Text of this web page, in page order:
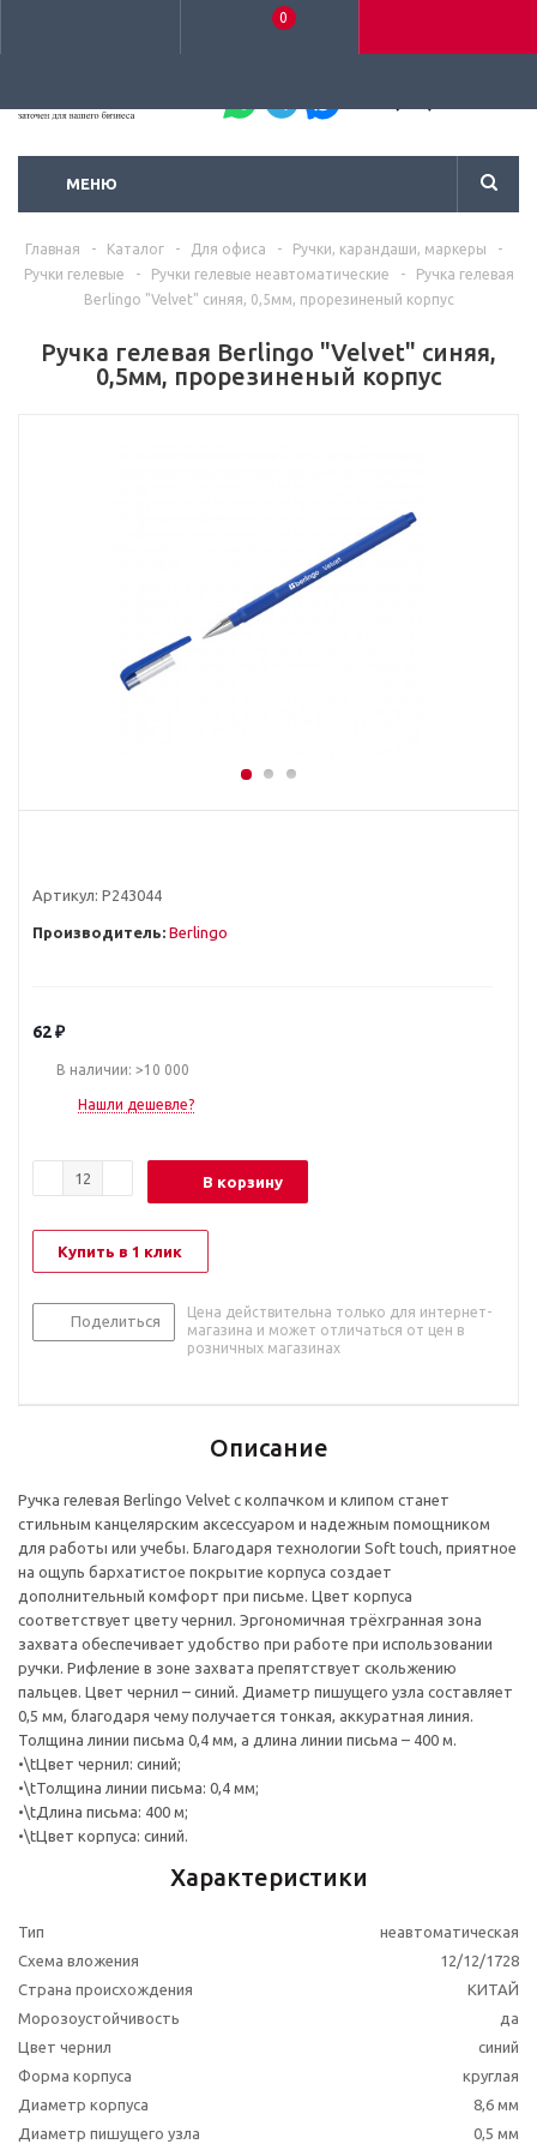
0
МЕНЮ
Главная - Каталог - Для офиса - Ручки, карандаши, маркеры
-
Ручки гелевые
- Ручки гелевые неавтоматические -
Ручка гелевая
Berlingo "Velvet" синяя, 0,5мм, прорезиненый корпус
Ручка гелевая Berlingo "Velvet" синяя,
0,5мм, прорезиненый корпус
Артикул: Р243044
Производитель: Berlingo
62₽
В наличии: >10 000
Нашли дешевле?
В корзину
Купить в 1 клик
Поделиться
Цена действительна только для интернет-
магазина и может отличаться от цен в
розничных магазинах
Описание
Ручка гелевая Berlingo Velvet с колпачком и клипом станет
стильным канцелярским аксессуаром и надежным помощником
для работы или учебы. Благодаря технологии Soft touch, приятное
на ощупь бархатистое покрытие корпуса создает
дополнительный комфорт при письме. Цвет корпуса
соответствует цвету чернил. Эргономичная трёхгранная зона
захвата обеспечивает удобство при работе при использовании
ручки. Рифление в зоне захвата препятствует скольжению
пальцев. Цвет чернил – синий. Диаметр пишущего узла составляет
0,5 мм, благодаря чему получается тонкая, аккуратная линия.
Толщина линии письма 0,4 мм, а длина линии письма – 400 м.
•\tЦвет чернил: синий;
•\tТолщина линии письма: 0,4 мм;
•\tДлина письма: 400 м;
•\tЦвет корпуса: синий.
Характеристики
Тип
неавтоматическая
Схема вложения
12/12/1728
Страна происхождения
КИТАЙ
Морозоустойчивость
да
Цвет чернил
синий
Форма корпуса
круглая
Диаметр корпуса
8,6 мм
Диаметр пишущего узла
0,5 мм